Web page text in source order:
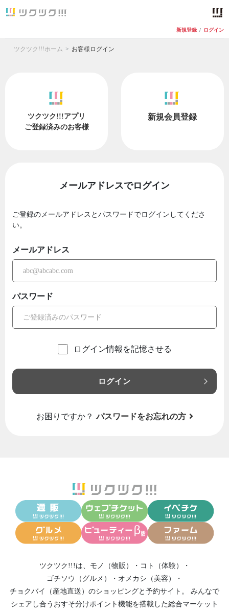
新規登録 / ログイン
ツクツク!!!ホーム お客様ログイン
ツクツク!!!アプリ
ご登録済みのお客様
新規会員登録
メールアドレスでログイン
ご登録のメールアドレスとパスワードでログインしてくださ
い。
メールアドレス
パスワード
ログイン情報を記憶させる
ログイン
お困りですか？ パスワードをお忘れの方
ツクツク!!!は、 モノ（物販） ・ コト（体験）
・
ゴチソウ（グルメ）
・ オメカシ（美容）
・
チョクバイ（産地直送） のショッピングと予約サイト。
みんなで
シェアし合う おすそ分けポイント機能を搭載した総合マーケット